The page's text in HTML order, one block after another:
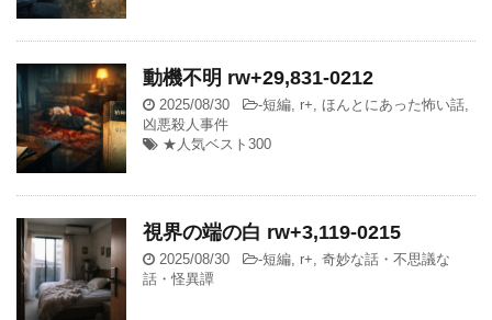
動機不明 rw+29,831-0212
2025/08/30 -短編 r+ ほんとにあった怖い話
凶悪殺人事件
★人気ベスト300
視界の端の白 rw+3,119-0215
2025/08/30 -短編 r+ 奇妙な話・不思議な
話・怪異譚